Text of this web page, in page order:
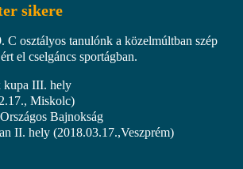
sikere
C osztályos tanulónk a közelmúltban szép
el cselgáncs sportágban.
kupa III. hely
Miskolc)
Bajnokság
II. hely (2018.03.17.,Veszprém)